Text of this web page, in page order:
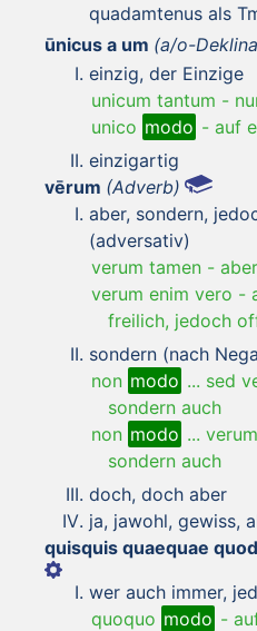
quadamtenus als
ūnicus a um (a/o-
einzig, der Einzige
unicum tantum -
unico modo - auf
einzigartig
vērum (Adverb)
aber, sondern,
(adversativ)
verum tamen -
verum enim vero -
freilich, jedoch
sondern (nach
non modo ... sed
sondern auch
non modo ...
sondern auch
doch, doch aber
ja, jawohl, gewiss,
quisquis quaequae
wer auch immer,
quoquo modo -